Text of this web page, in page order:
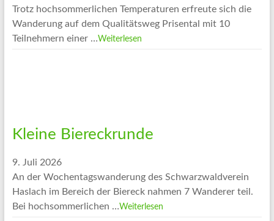
Trotz hochsommerlichen Temperaturen erfreute sich die
Wanderung auf dem Qualitätsweg Prisental mit 10
Teilnehmern einer …Weiterlesen
Kleine Biereckrunde
9. Juli 2026
An der Wochentagswanderung des Schwarzwaldverein
Haslach im Bereich der Biereck nahmen 7 Wanderer teil.
Bei hochsommerlichen …Weiterlesen